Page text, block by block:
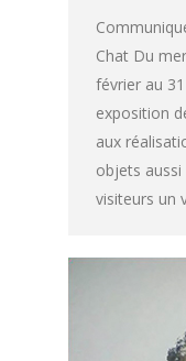
Chat Du
février au
exposition
aux
objets
visiteurs un